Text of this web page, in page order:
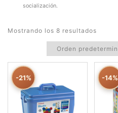
socialización.
Mostrando los 8 resultados
-21% -14%